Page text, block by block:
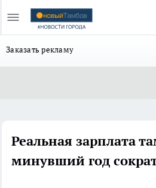
Заказать рекламу
Реальная зарплата
минувший год